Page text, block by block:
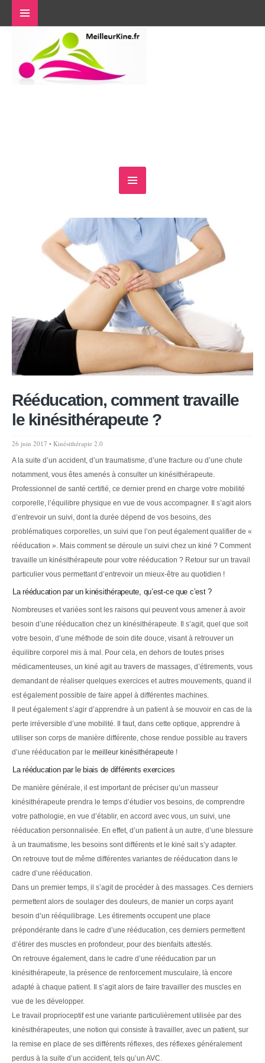
Rééducation, comment travaille
le kinésithérapeute ?
26 juin 2017 • Kinésithérapie 2.0
A la suite d’un accident, d’un traumatisme, d’une fracture ou d’une chute
notamment, vous êtes amenés à consulter un kinésithérapeute.
Professionnel de santé certifié, ce dernier prend en charge votre mobilité
corporelle, l’équilibre physique en vue de vous accompagner. Il s’agit alors
d’entrevoir un suivi, dont la durée dépend de vos besoins, des
problématiques corporelles, un suivi que l’on peut également qualifier de «
rééducation ». Mais comment se déroule un suivi chez un kiné ? Comment
travaille un kinésithérapeute pour votre rééducation ? Retour sur un travail
particulier vous permettant d’entrevoir un mieux-être au quotidien !
La rééducation par un kinésithérapeute, qu’est-ce que c’est ?
Nombreuses et variées sont les raisons qui peuvent vous amener à avoir
besoin d’une rééducation chez un kinésithérapeute. Il s’agit, quel que soit
votre besoin, d’une méthode de soin dite douce, visant à retrouver un
équilibre corporel mis à mal. Pour cela, en dehors de toutes prises
médicamenteuses, un kiné agit au travers de massages, d’étirements, vous
demandant de réaliser quelques exercices et autres mouvements, quand il
est également possible de faire appel à différentes machines.
Il peut également s’agir d’apprendre à un patient à se mouvoir en cas de la
perte irréversible d’une mobilité. Il faut, dans cette optique, apprendre à
utiliser son corps de manière différente, chose rendue possible au travers
d’une rééducation par le meilleur kinésithérapeute !
La rééducation par le biais de différents exercices
De manière générale, il est important de préciser qu’un masseur
kinésithérapeute prendra le temps d’étudier vos besoins, de comprendre
votre pathologie, en vue d’établir, en accord avec vous, un suivi, une
rééducation personnalisée. En effet, d’un patient à un autre, d’une blessure
à un traumatisme, les besoins sont différents et le kiné sait s’y adapter.
On retrouve tout de même différentes variantes de rééducation dans le
cadre d’une rééducation.
Dans un premier temps, il s’agit de procéder à des massages. Ces derniers
permettent alors de soulager des douleurs, de manier un corps ayant
besoin d’un rééquilibrage. Les étirements occupent une place
prépondérante dans le cadre d’une rééducation, ces derniers permettent
d’étirer des muscles en profondeur, pour des bienfaits attestés.
On retrouve également, dans le cadre d’une rééducation par un
kinésithérapeute, la présence de renforcement musculaire, là encore
adapté à chaque patient. Il s’agit alors de faire travailler des muscles en
vue de les développer.
Le travail proprioceptif est une variante particulièrement utilisée par des
kinésithérapeutes, une notion qui consiste à travailler, avec un patient, sur
la remise en place de ses différents réflexes, des réflexes généralement
perdus à la suite d’un accident, tels qu’un AVC.